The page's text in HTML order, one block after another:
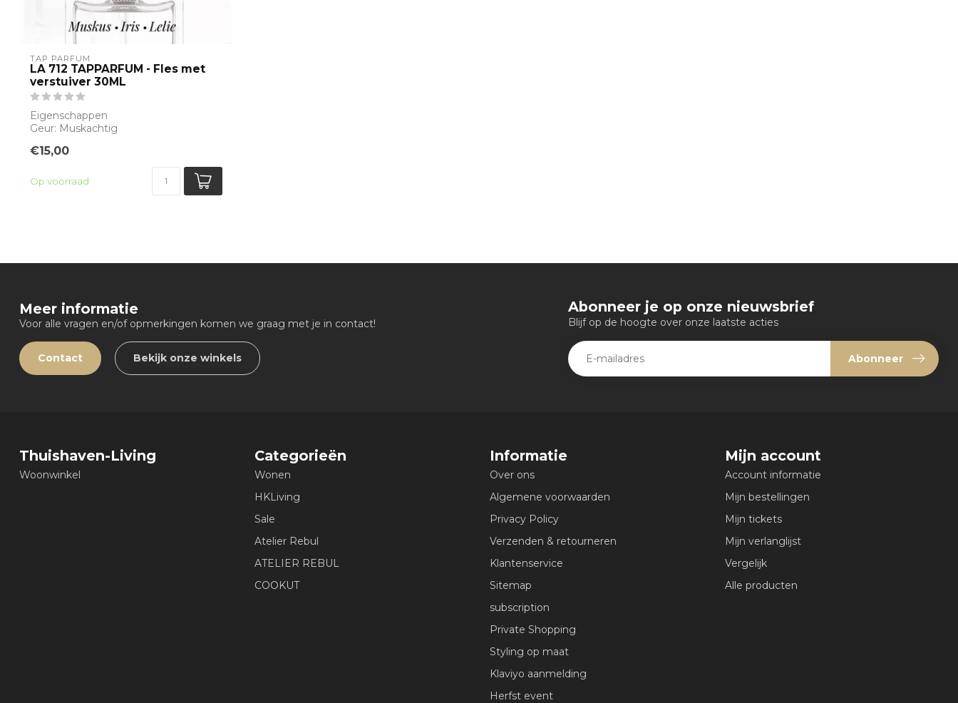
TAP PARFUM
LA 712 TAPPARFUM - Fles met
verstuiver 30ML
Eigenschappen
Geur: Muskachtig
Muskus
€15,00
Op voorraad
Meer informatie
Voor alle vragen en/of opmerkingen komen we graag met je in contact!
Contact Bekijk onze winkels
Abonneer je op onze nieuwsbrief
Blijf op de hoogte over onze laatste acties
Abonneer
Thuishaven-Living
Woonwinkel
Categorieën
Wonen
HKLiving
Sale
Atelier Rebul
ATELIER REBUL
COOKUT
Informatie
Over ons
Algemene voorwaarden
Privacy Policy
Verzenden & retourneren
Klantenservice
Sitemap
subscription
Private Shopping
Styling op maat
Klaviyo aanmelding
Herfst event
Mijn account
Account informatie
Mijn bestellingen
Mijn tickets
Mijn verlanglijst
Vergelijk
Alle producten